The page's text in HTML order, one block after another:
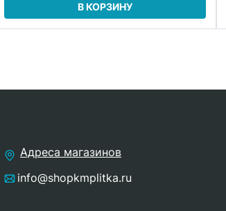
В КОРЗИНУ
Адреса магазинов
info@shopkmplitka.ru